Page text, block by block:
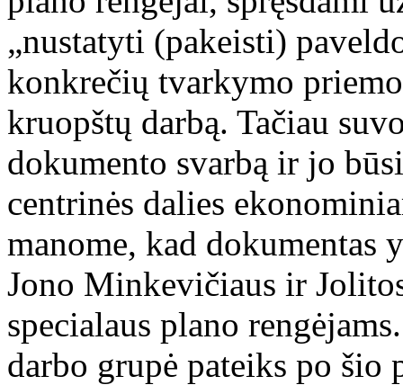
„nustatyti (pakeisti)
konkrečių tvarkymo
kruopštų darbą. Tačiau
dokumento svarbą ir jo
centrinės dalies
manome, kad dokumentas
Jono Minkevičiaus ir
specialaus plano
darbo grupė pateiks po šio